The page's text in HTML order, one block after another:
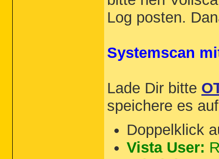
Log posten.
Systemscan
Lade Dir bitte
speichere es
Doppelklick
Vista User: